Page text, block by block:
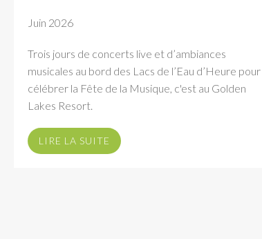
Juin 2026
Trois jours de concerts live et d’ambiances
musicales au bord des Lacs de l’Eau d’Heure pour
célébrer la Fête de la Musique, c'est au Golden
Lakes Resort.
LIRE LA SUITE